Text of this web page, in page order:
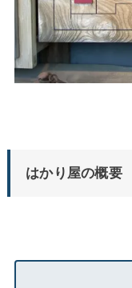
はかり屋の概要